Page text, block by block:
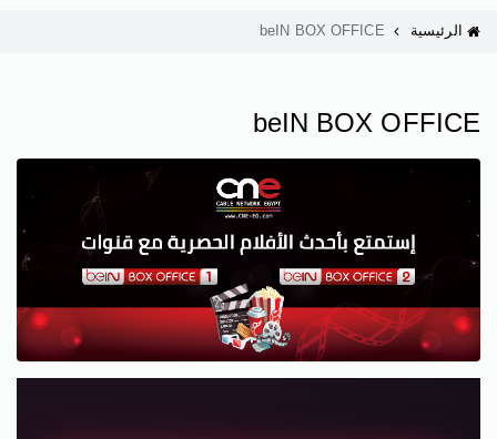
الرئيسية beIN BOX OFFICE
beIN BOX OFFICE